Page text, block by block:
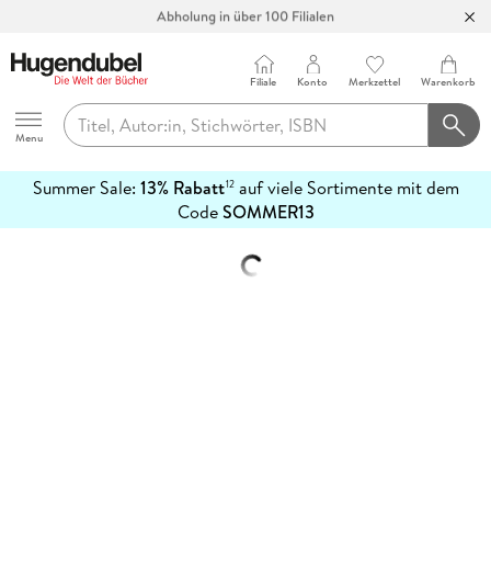
Abholung in über 100 Filialen
Hugendubel
Menu
Filiale Konto Merkzettel Warenkorb
Summer Sale: 13% Rabatt12auf viele Sortimente mit dem
CodeSOMMER13
erfahren